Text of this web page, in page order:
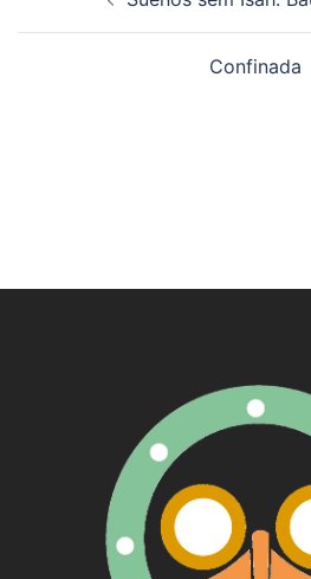
Confinada